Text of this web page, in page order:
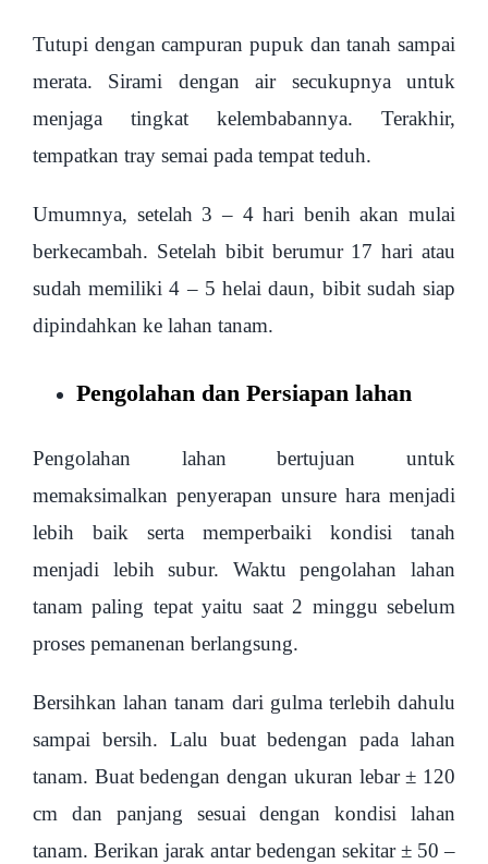
Tutupi dengan campuran pupuk dan tanah sampai
merata. Sirami dengan air secukupnya untuk
menjaga tingkat kelembabannya. Terakhir,
tempatkan tray semai pada tempat teduh.
Umumnya, setelah 3 – 4 hari benih akan mulai
berkecambah. Setelah bibit berumur 17 hari atau
sudah memiliki 4 – 5 helai daun, bibit sudah siap
dipindahkan ke lahan tanam.
Pengolahan dan Persiapan lahan
Pengolahan lahan bertujuan untuk
memaksimalkan penyerapan unsure hara menjadi
lebih baik serta memperbaiki kondisi tanah
menjadi lebih subur. Waktu pengolahan lahan
tanam paling tepat yaitu saat 2 minggu sebelum
proses pemanenan berlangsung.
Bersihkan lahan tanam dari gulma terlebih dahulu
sampai bersih. Lalu buat bedengan pada lahan
tanam. Buat bedengan dengan ukuran lebar ± 120
cm dan panjang sesuai dengan kondisi lahan
tanam. Berikan jarak antar bedengan sekitar ± 50 –